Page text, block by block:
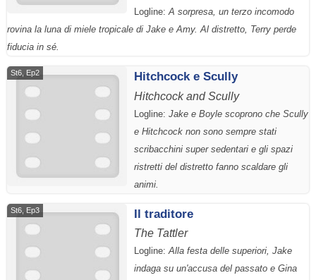
Logline: A sorpresa, un terzo incomodo
rovina la luna di miele tropicale di Jake e Amy. Al distretto, Terry perde
fiducia in sé.
St6, Ep2 Hitchcock e Scully
Hitchcock and Scully
Logline: Jake e Boyle scoprono che Scully
e Hitchcock non sono sempre stati
scribacchini super sedentari e gli spazi
ristretti del distretto fanno scaldare gli
animi.
St6, Ep3 Il traditore
The Tattler
Logline:Alla festa delle superiori, Jake
indaga su un'accusa del passato e Gina